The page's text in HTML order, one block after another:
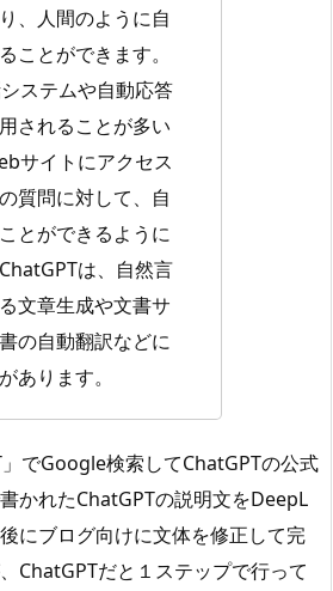
、人間のように自
ことができます。
ステムや自動応答
されることが多い
サイトにアクセス
質問に対して、自
とができるように
は、自然言
文章生成や文書サ
の自動翻訳などに
あります。
でGoogle検索してChatGPTの公式
かれたChatGPTの説明文をDeepL
にブログ向けに文体を修正して完
ChatGPTだと１ステップで行って